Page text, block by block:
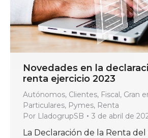
Novedades en la
renta ejercicio 2023
Autónomos, Clientes, Fiscal, Gran
Particulares, Pymes, Renta
Por LladogrupSB 3 de abril de
La Declaración de la Renta del